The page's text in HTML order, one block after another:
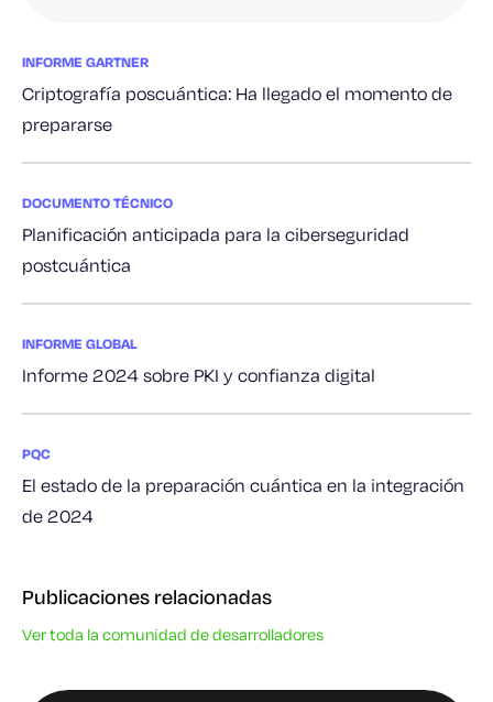
INFORME GARTNER
Criptografía poscuántica: Ha llegado el momento de
prepararse
DOCUMENTO TÉCNICO
Planificación anticipada para la ciberseguridad
postcuántica
INFORME GLOBAL
Informe 2024 sobre PKI y confianza digital
PQC
El estado de la preparación cuántica en la integración
de 2024
Publicaciones relacionadas
Ver toda la comunidad de desarrolladores